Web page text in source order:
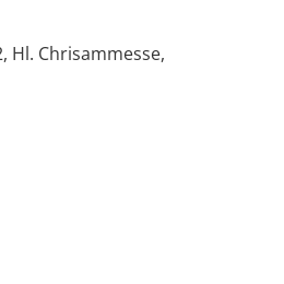
Hl. Chrisammesse,